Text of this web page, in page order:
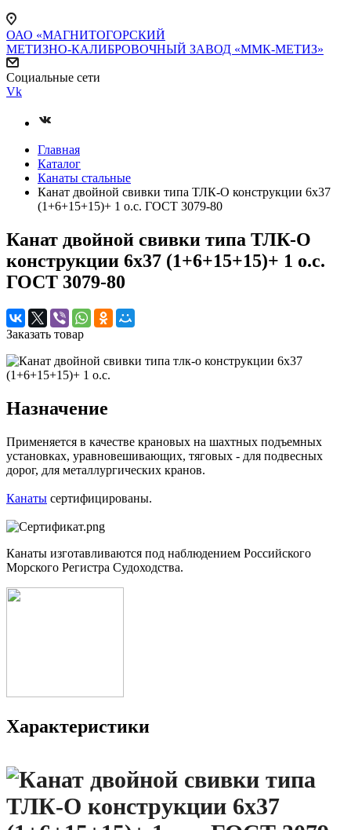
ОАО «МАГНИТОГОРСКИЙ
МЕТИЗНО-КАЛИБРОВОЧНЫЙ ЗАВОД «ММК-МЕТИЗ»
Социальные сети
Vk
Главная
Каталог
Канаты стальные
Канат двойной свивки типа ТЛК-О конструкции 6x37
(1+6+15+15)+ 1 о.с. ГОСТ 3079-80
Канат двойной свивки типа ТЛК-О
конструкции 6x37 (1+6+15+15)+ 1 о.с.
ГОСТ 3079-80
Заказать товар
Назначение
Применяется в качестве крановых на шахтных подъемных
установках, уравновешивающих, тяговых - для подвесных
дорог, для металлургических кранов.
Канаты сертифицированы.
Канаты изготавливаются под наблюдением Российского
Морского Регистра Судоходства.
Характеристики